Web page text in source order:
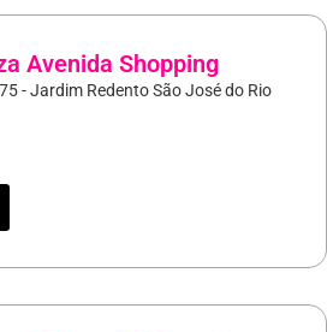
Avenida Shopping
- Jardim Redento São José do Rio